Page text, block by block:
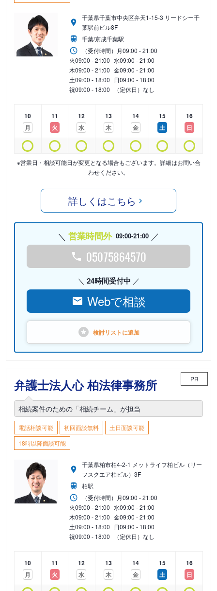
千葉県千葉市中央区弁天1-15-3 リードシー千
葉駅前ビル8F
千葉/京成千葉駅
（受付時間） 月09:00 - 21:00
火09:00 - 21:00 水09:00 - 21:00
木09:00 - 21:00 金09:00 - 21:00
土09:00 - 18:00 日09:00 - 18:00
祝09:00 - 18:00 （定休日）なし
10
月
11
火
12
水
13
木
14
金
15
土
16
日
※営業日・相談可能日が変更となる場合もございます。詳細はお問い合
わせください。
詳しくはこちら
営業時間外 09:00-21:00
05075864570
24時間受付中
Webで相談
検討リストに追加
弁護士法人心 柏法律事務所 PR
相続案件のための「相続チーム」が担当
電話相談可能 初回面談無料
土日面談可能
18時以降面談可能
千葉県柏市柏4-2-1 メットライフ柏ビル（リー
フスクエア柏ビル）3F
柏駅
（受付時間） 月09:00 - 21:00
火09:00 - 21:00 水09:00 - 21:00
木09:00 - 21:00 金09:00 - 21:00
土09:00 - 18:00 日09:00 - 18:00
祝09:00 - 18:00 （定休日）なし
10
月
11
火
12
水
13
木
14
金
15
土
16
日